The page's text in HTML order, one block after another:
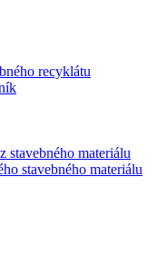
recyklátu
stavebného materiálu
stavebného materiálu